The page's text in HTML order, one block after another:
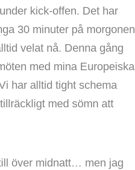
kick-offen. Det har
30 minuter på morgonen
velat nå. Denna gång
med mina Europeiska
har alltid tight schema
med sömn att
över midnatt… men jag